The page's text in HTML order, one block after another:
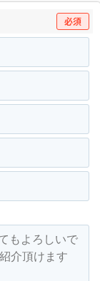
必須